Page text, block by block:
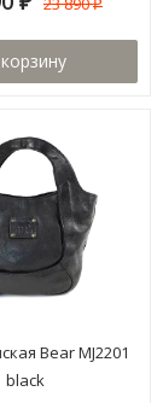
₽
Bear MJ2201
black